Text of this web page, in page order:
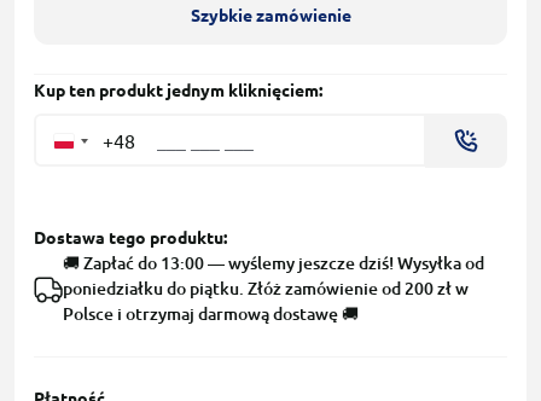
Szybkie zamówienie
Kup ten produkt jednym kliknięciem:
+48
Dostawa tego produktu:
🚚 Zapłać do 13:00 — wyślemy jeszcze dziś! Wysyłka od
poniedziałku do piątku. Złóż zamówienie od 200 zł w
Polsce i otrzymaj darmową dostawę 🚚